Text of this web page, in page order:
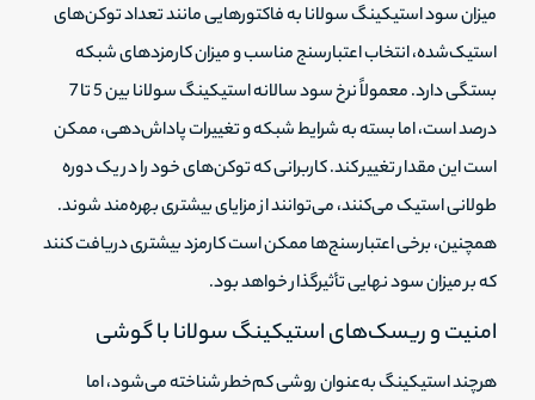
میزان سود استیکینگ سولانا به فاکتورهایی مانند تعداد توکن‌های
استیک‌شده، انتخاب اعتبارسنج مناسب و میزان کارمزدهای شبکه
بستگی دارد. معمولاً نرخ سود سالانه استیکینگ سولانا بین 5 تا 7
درصد است، اما بسته به شرایط شبکه و تغییرات پاداش‌دهی، ممکن
است این مقدار تغییر کند. کاربرانی که توکن‌های خود را در یک دوره
طولانی استیک می‌کنند، می‌توانند از مزایای بیشتری بهره‌مند شوند.
همچنین، برخی اعتبارسنج‌ها ممکن است کارمزد بیشتری دریافت کنند
که بر میزان سود نهایی تأثیرگذار خواهد بود.
امنیت و ریسک‌های استیکینگ سولانا با گوشی
هرچند استیکینگ به‌عنوان روشی کم‌خطر شناخته می‌شود، اما